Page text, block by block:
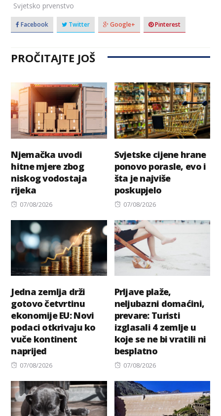
Svjetsko prvenstvo
Facebook Twitter Google+ Pinterest
PROČITAJTE JOŠ
Njemačka uvodi
hitne mjere zbog
niskog vodostaja
rijeka
Posted
07/08/2026
Svjetske cijene hrane
ponovo porasle, evo i
šta je najviše
poskupjelo
Posted
07/08/2026
Jedna zemlja drži
gotovo četvrtinu
ekonomije EU: Novi
podaci otkrivaju ko
vuče kontinent
naprijed
Posted
07/08/2026
Prljave plaže,
neljubazni domaćini,
prevare: Turisti
izglasali 4 zemlje u
koje se ne bi vratili ni
besplatno
Posted
07/08/2026